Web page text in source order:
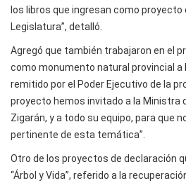
los libros que ingresan como proyecto
Legislatura”, detalló.
Agregó que también trabajaron en el
como monumento natural provincial a
remitido por el Poder Ejecutivo de la
proyecto hemos invitado a la Ministra
Zigarán, y a todo su equipo, para que
pertinente de esta temática”.
Otro de los proyectos de declaración
“Árbol y Vida”, referido a la